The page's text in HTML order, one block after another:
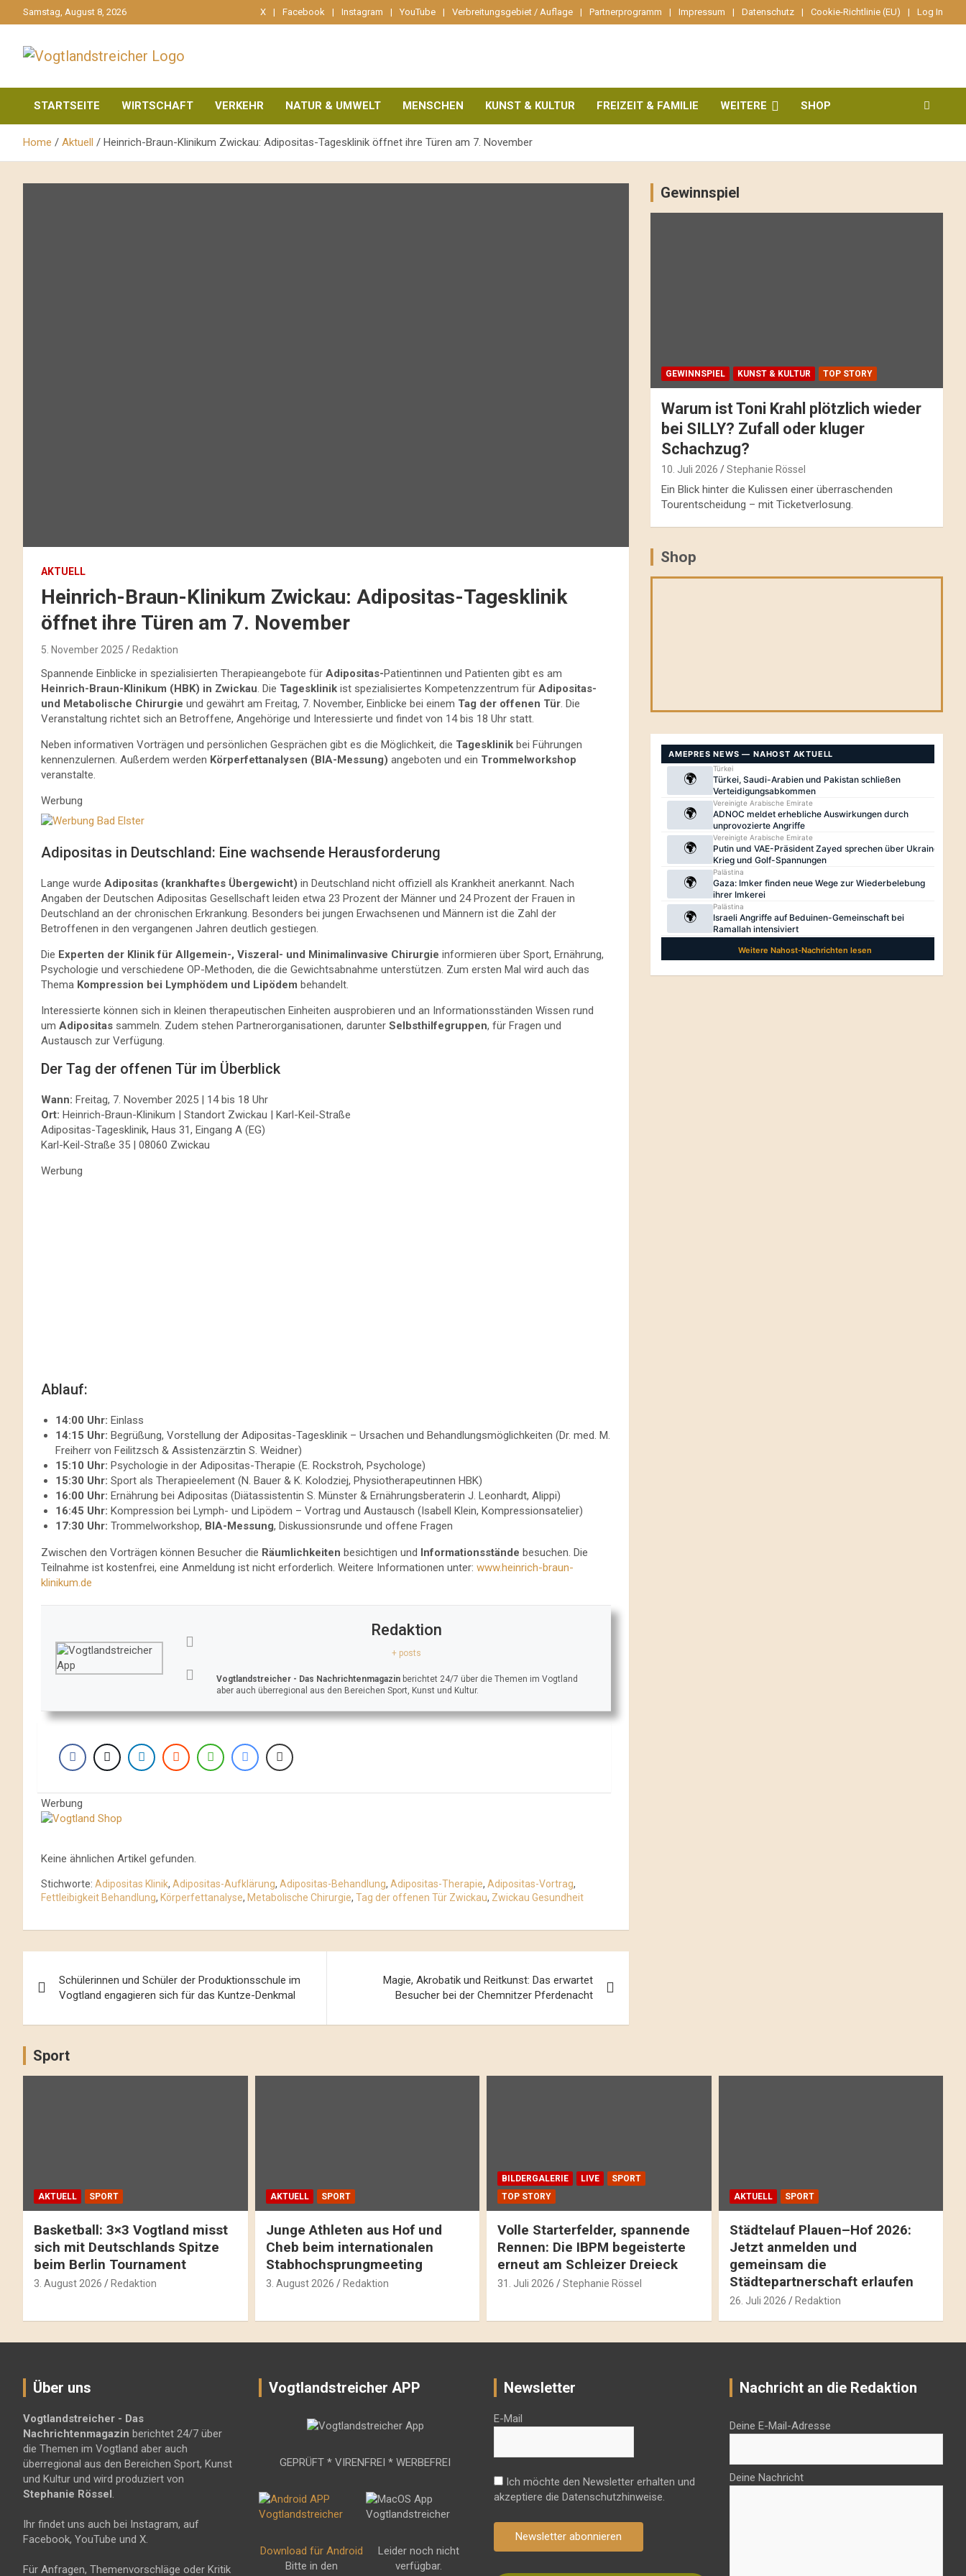
zum
Samstag, August 8, 2026 X Facebook Instagram YouTube Verbreitungsgebiet / Auflage Partnerprogramm Impressum Datenschutz Cookie-Richtlinie (EU) Log In
Vogtlandstreicher
STARTSEITE WIRTSCHAFT VERKEHR NATUR & UMWELT MENSCHEN KUNST & KULTUR FREIZEIT & FAMILIE WEITERE SHOP
Home Aktuell Heinrich-Braun-Klinikum Zwickau: Adipositas-Tagesklinik öffnet ihre Türen am 7. November
AKTUELL
Heinrich-Braun-Klinikum Zwickau: Adipositas-Tagesklinik
öffnet ihre Türen am 7. November
5. November 2025 Redaktion
Spannende Einblicke in spezialisierten Therapieangebote für Adipositas-Patientinnen und Patienten gibt es am
Heinrich-Braun-Klinikum (HBK) in Zwickau. Die Tagesklinik ist spezialisiertes Kompetenzzentrum für Adipositas-
und Metabolische Chirurgie und gewährt am Freitag, 7. November, Einblicke bei einem Tag der offenen Tür. Die
Veranstaltung richtet sich an Betroffene, Angehörige und Interessierte und findet von 14 bis 18 Uhr statt.
Neben informativen Vorträgen und persönlichen Gesprächen gibt es die Möglichkeit, die Tagesklinik bei Führungen
kennenzulernen. Außerdem werden Körperfettanalysen (BIA-Messung) angeboten und ein Trommelworkshop
veranstalte.
Werbung
Adipositas in Deutschland: Eine wachsende Herausforderung
Lange wurde Adipositas (krankhaftes Übergewicht) in Deutschland nicht offiziell als Krankheit anerkannt. Nach
Angaben der Deutschen Adipositas Gesellschaft leiden etwa 23 Prozent der Männer und 24 Prozent der Frauen in
Deutschland an der chronischen Erkrankung. Besonders bei jungen Erwachsenen und Männern ist die Zahl der
Betroffenen in den vergangenen Jahren deutlich gestiegen.
Die Experten der Klinik für Allgemein-, Viszeral- und Minimalinvasive Chirurgie informieren über Sport, Ernährung,
Psychologie und verschiedene OP-Methoden, die die Gewichtsabnahme unterstützen. Zum ersten Mal wird auch das
Thema Kompression bei Lymphödem und Lipödem behandelt.
Interessierte können sich in kleinen therapeutischen Einheiten ausprobieren und an Informationsständen Wissen rund
um Adipositas sammeln. Zudem stehen Partnerorganisationen, darunter Selbsthilfegruppen, für Fragen und
Austausch zur Verfügung.
Der Tag der offenen Tür im Überblick
Wann: Freitag, 7. November 2025 | 14 bis 18 Uhr
Ort: Heinrich-Braun-Klinikum | Standort Zwickau | Karl-Keil-Straße
Adipositas-Tagesklinik, Haus 31, Eingang A (EG)
Karl-Keil-Straße 35 | 08060 Zwickau
Werbung
Ablauf:
14:00 Uhr: Einlass
14:15 Uhr: Begrüßung, Vorstellung der Adipositas-Tagesklinik – Ursachen und Behandlungsmöglichkeiten (Dr. med. M.
Freiherr von Feilitzsch & Assistenzärztin S. Weidner)
15:10 Uhr: Psychologie in der Adipositas-Therapie (E. Rockstroh, Psychologe)
15:30 Uhr: Sport als Therapieelement (N. Bauer & K. Kolodziej, Physiotherapeutinnen HBK)
16:00 Uhr: Ernährung bei Adipositas (Diätassistentin S. Münster & Ernährungsberaterin J. Leonhardt, Alippi)
16:45 Uhr: Kompression bei Lymph- und Lipödem – Vortrag und Austausch (Isabell Klein, Kompressionsatelier)
17:30 Uhr: Trommelworkshop, BIA-Messung, Diskussionsrunde und offene Fragen
Zwischen den Vorträgen können Besucher die Räumlichkeiten besichtigen und Informationsstände besuchen. Die
Teilnahme ist kostenfrei, eine Anmeldung ist nicht erforderlich. Weitere Informationen unter: www.heinrich-braun-
klinikum.de
Redaktion
+ posts
Vogtlandstreicher - Das Nachrichtenmagazin berichtet 24/7 über die Themen im Vogtland
aber auch überregional aus den Bereichen Sport, Kunst und Kultur.
Werbung
Keine ähnlichen Artikel gefunden.
Stichworte: Adipositas Klinik, Adipositas-Aufklärung, Adipositas-Behandlung, Adipositas-Therapie, Adipositas-Vortrag,
Fettleibigkeit Behandlung, Körperfettanalyse, Metabolische Chirurgie, Tag der offenen Tür Zwickau, Zwickau Gesundheit
Navigation
Schülerinnen und Schüler der Produktionsschule im
Vogtland engagieren sich für das Kuntze-Denkmal
Magie, Akrobatik und Reitkunst: Das erwartet
Besucher bei der Chemnitzer Pferdenacht
Gewinnspiel
GEWINNSPIEL KUNST & KULTUR TOP STORY
Warum ist Toni Krahl plötzlich wieder
bei SILLY? Zufall oder kluger
Schachzug?
10. Juli 2026 Stephanie Rössel
Ein Blick hinter die Kulissen einer überraschenden
Tourentscheidung – mit Ticketverlosung.
Shop
Sport
AKTUELL SPORT
Basketball: 3×3 Vogtland misst
sich mit Deutschlands Spitze
beim Berlin Tournament
3. August 2026 Redaktion
AKTUELL SPORT
Junge Athleten aus Hof und
Cheb beim internationalen
Stabhochsprungmeeting
3. August 2026 Redaktion
BILDERGALERIE LIVE
SPORT
TOP STORY
Volle Starterfelder, spannende
Rennen: Die IBPM begeisterte
erneut am Schleizer Dreieck
31. Juli 2026 Stephanie Rössel
AKTUELL SPORT
Städtelauf Plauen–Hof 2026:
Jetzt anmelden und
gemeinsam die
Städtepartnerschaft erlaufen
26. Juli 2026 Redaktion
Über uns
Vogtlandstreicher - Das
Nachrichtenmagazin berichtet 24/7 über
die Themen im Vogtland aber auch
überregional aus den Bereichen Sport, Kunst
und Kultur und wird produziert von
Stephanie Rössel.
Ihr findet uns auch bei Instagram, auf
Facebook, YouTube und X.
Für Anfragen, Themenvorschläge oder Kritik
Vogtlandstreicher APP
GEPRÜFT * VIRENFREI * WERBEFREI
Download für Android
Bitte in den
Leider noch nicht
verfügbar.
Newsletter
E-Mail
Ich möchte den Newsletter erhalten und
akzeptiere die Datenschutzhinweise.
Newsletter abonnieren
Nachricht an die Redaktion
Deine E-Mail-Adresse
Deine Nachricht